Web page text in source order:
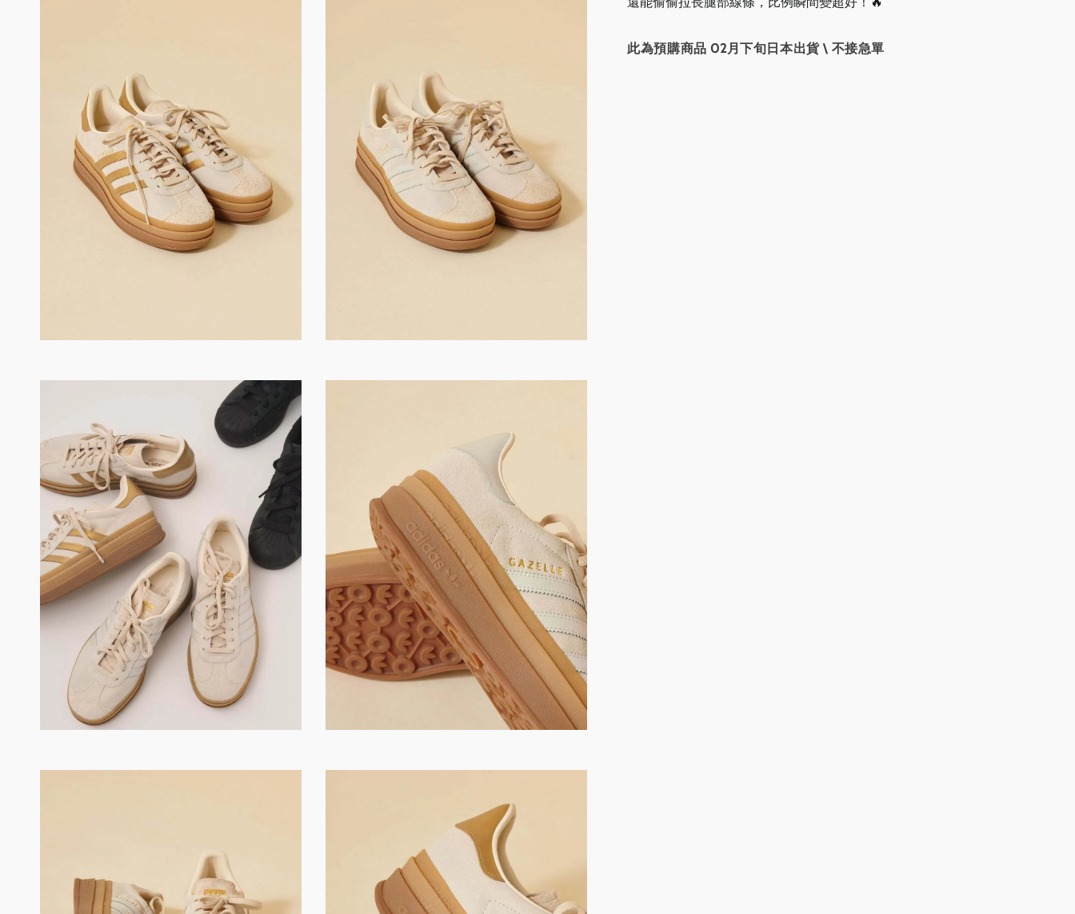
此為預購商品 02月下旬日本出貨 \ 不接急單